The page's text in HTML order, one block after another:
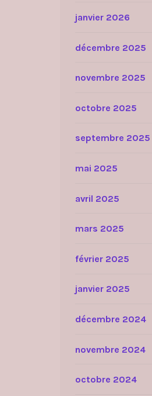
janvier 2026
décembre 2025
novembre 2025
octobre 2025
septembre 2025
mai 2025
avril 2025
mars 2025
février 2025
janvier 2025
décembre 2024
novembre 2024
octobre 2024